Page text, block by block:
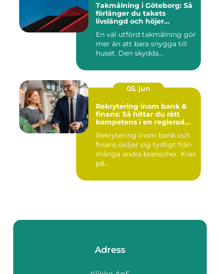
Takmålning i Göteborg: Så
förlänger du takets
livslängd och höjer
En väl utförd takmålning gör
mer än att bara snygga till
huset. Den skydda...
05. jun
Rekrytering inom bank &
finans: Så hittar du rätt
kompetens i en reglerad
Rekrytering inom bank och
finans skiljer sig tydligt från
många andra branscher. Krav
p&...
Adress